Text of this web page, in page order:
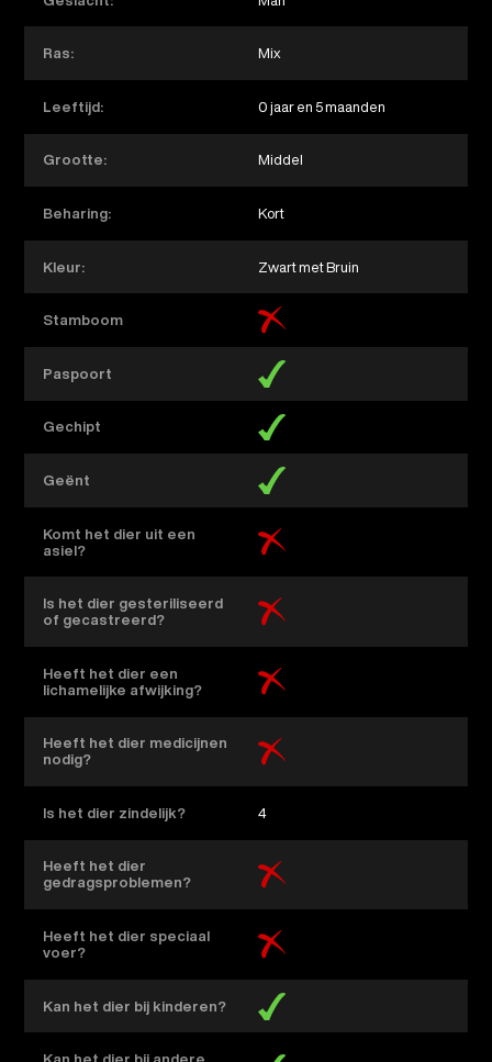
Ras: Mix
Leeftijd: 0 jaar en 5 maanden
Grootte: Middel
Beharing: Kort
Kleur: Zwart met Bruin
Stamboom
Paspoort
Gechipt
Geënt
Komt het dier uit een
asiel?
Is het dier gesteriliseerd
of gecastreerd?
Heeft het dier een
lichamelijke afwijking?
Heeft het dier medicijnen
nodig?
Is het dier zindelijk? 4
Heeft het dier
gedragsproblemen?
Heeft het dier speciaal
voer?
Kan het dier bij kinderen?